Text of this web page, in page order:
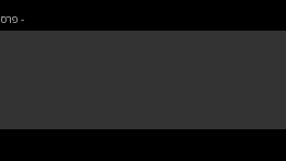
-